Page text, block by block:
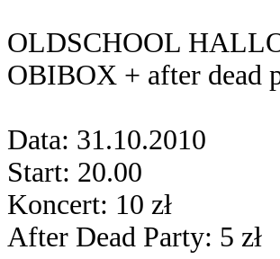
OLDSCHOOL
OBIBOX + after dead
Data: 31.10.2010
Start: 20.00
Koncert: 10 zł
After Dead Party: 5 zł